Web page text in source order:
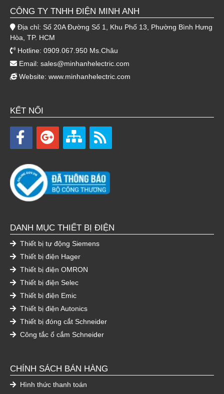
CÔNG TY TNHH ĐIỆN MINH ANH
Địa chỉ: Số 20A Đường Số 1, Khu Phố 13, Phường Bình Hưng
Hòa, TP. HCM
Hotline: 0909.067.950 Ms.Châu
Email: sales@minhanhelectric.com
Website: www.minhanhelectric.com
KẾT NỐI
DANH MỤC THIẾT BỊ ĐIỆN
Thiết bị tự động Siemens
Thiết bị điện Hager
Thiết bị điện OMRON
Thiết bị điện Selec
Thiết bị điện Emic
Thiết bị điện Autonics
Thiết bị đóng cắt Schneider
Công tắc ổ cắm Schneider
CHÍNH SÁCH BÁN HÀNG
Hình thức thanh toán